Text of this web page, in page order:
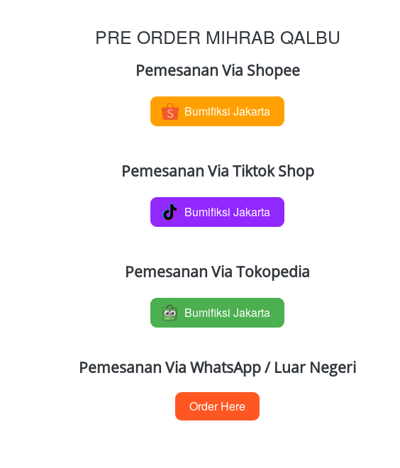
PRE ORDER MIHRAB QALBU
Pemesanan Via Shopee
` Bumifiksi Jakarta
Pemesanan Via Tiktok Shop
` Bumifiksi Jakarta
Pemesanan Via Tokopedia
` Bumifiksi Jakarta
Pemesanan Via WhatsApp / Luar Negeri
`
Order Here